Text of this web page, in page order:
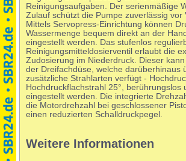
Reinigungsaufgaben. Der serienmäßige
Zulauf schützt die Pumpe zuverlässig vor
Mittels Servopress-Einrichtung können
Wassermenge bequem direkt an der
eingestellt werden. Das stufenlos
Reinigungsmitteldosierventil erlaubt die
Zudosierung im Niederdruck. Dieser
der Dreifachdüse, welche darüberhinaus
zusätzliche Strahlarten verfügt -
Hochdruckflachstrahl 25°, berührungslos
eingestellt werden. Die integrierte
die Motordrehzahl bei geschlossener
einen reduzierten Schalldruckpegel.
Weitere Informationen